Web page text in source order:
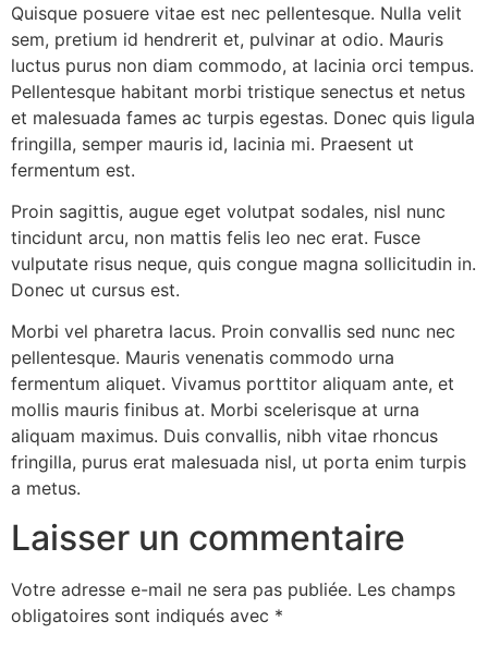
Quisque posuere vitae est nec pellentesque. Nulla velit
sem, pretium id hendrerit et, pulvinar at odio. Mauris
luctus purus non diam commodo, at lacinia orci tempus.
Pellentesque habitant morbi tristique senectus et netus
et malesuada fames ac turpis egestas. Donec quis ligula
fringilla, semper mauris id, lacinia mi. Praesent ut
fermentum est.
Proin sagittis, augue eget volutpat sodales, nisl nunc
tincidunt arcu, non mattis felis leo nec erat. Fusce
vulputate risus neque, quis congue magna sollicitudin in.
Donec ut cursus est.
Morbi vel pharetra lacus. Proin convallis sed nunc nec
pellentesque. Mauris venenatis commodo urna
fermentum aliquet. Vivamus porttitor aliquam ante, et
mollis mauris finibus at. Morbi scelerisque at urna
aliquam maximus. Duis convallis, nibh vitae rhoncus
fringilla, purus erat malesuada nisl, ut porta enim turpis
a metus.
Laisser un commentaire
Votre adresse e-mail ne sera pas publiée. Les champs
obligatoires sont indiqués avec *